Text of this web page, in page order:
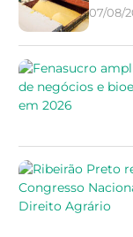
07/08/